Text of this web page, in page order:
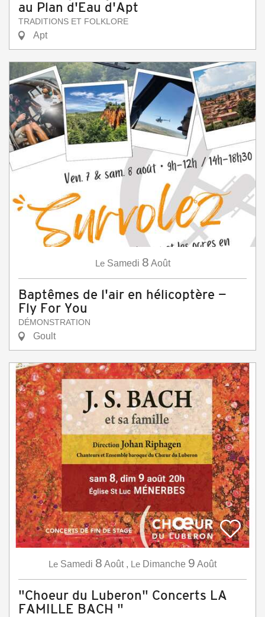
au Plan d'Eau d'Apt
TRADITIONS ET FOLKLORE
Apt
Le Samedi 8 Août
Baptêmes de l'air en hélicoptère —
Fly For You
DÉMONSTRATION
Goult
Le Samedi 8 Août, Le Dimanche 9 Août
"Choeur du Luberon" Concerts LA
FAMILLE BACH "